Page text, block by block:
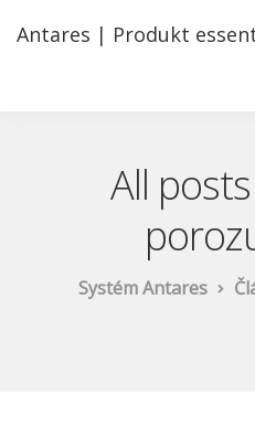
Antares | Produkt
All
Systém Antares